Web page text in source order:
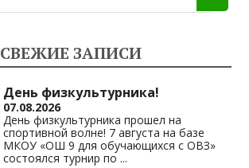
gr
a
m
s
A
p
p
y
Li
n
k
СВЕЖИЕ ЗАПИСИ
День физкультурника!
07.08.2026
День физкультурника прошел на
спортивной волне! 7 августа на базе
МКОУ «ОШ 9 для обучающихся с ОВЗ»
состоялся турнир по ...